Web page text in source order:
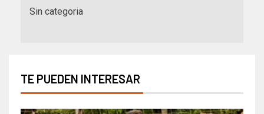
Sin categoria
TE PUEDEN INTERESAR